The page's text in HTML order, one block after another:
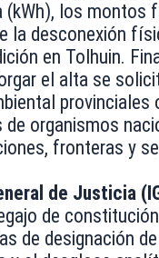
(kWh), los montos
la desconexión
en Tolhuin.
el alta se
provinciales
de organismos
fronteras y
de Justicia
de
de designación